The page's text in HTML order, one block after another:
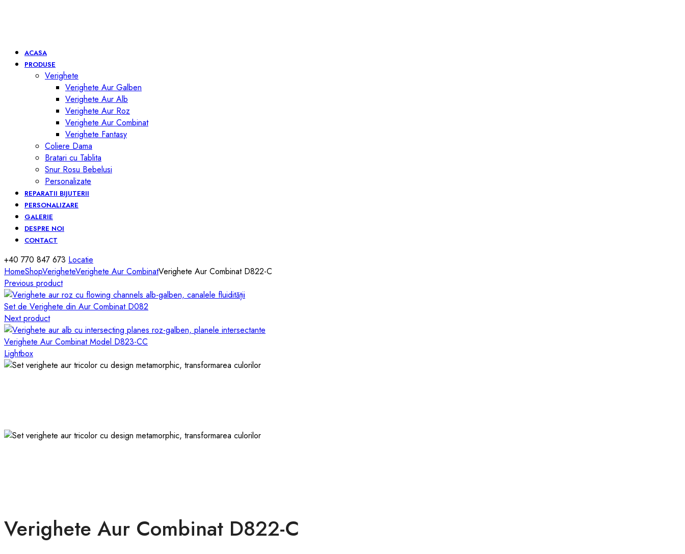
ACASA
PRODUSE
Verighete
Verighete Aur Galben
Verighete Aur Alb
Verighete Aur Roz
Verighete Aur Combinat
Verighete Fantasy
Coliere Dama
Bratari cu Tablita
Snur Rosu Bebelusi
Personalizate
REPARATII BIJUTERII
PERSONALIZARE
GALERIE
DESPRE NOI
CONTACT
+40 770 847 673 Locatie
HomeShopVerigheteVerighete Aur CombinatVerighete Aur Combinat D822-C
Previous product
Set de Verighete din Aur Combinat D082
Next product
Verighete Aur Combinat Model D823-CC
Lightbox
Verighete Aur Combinat D822-C